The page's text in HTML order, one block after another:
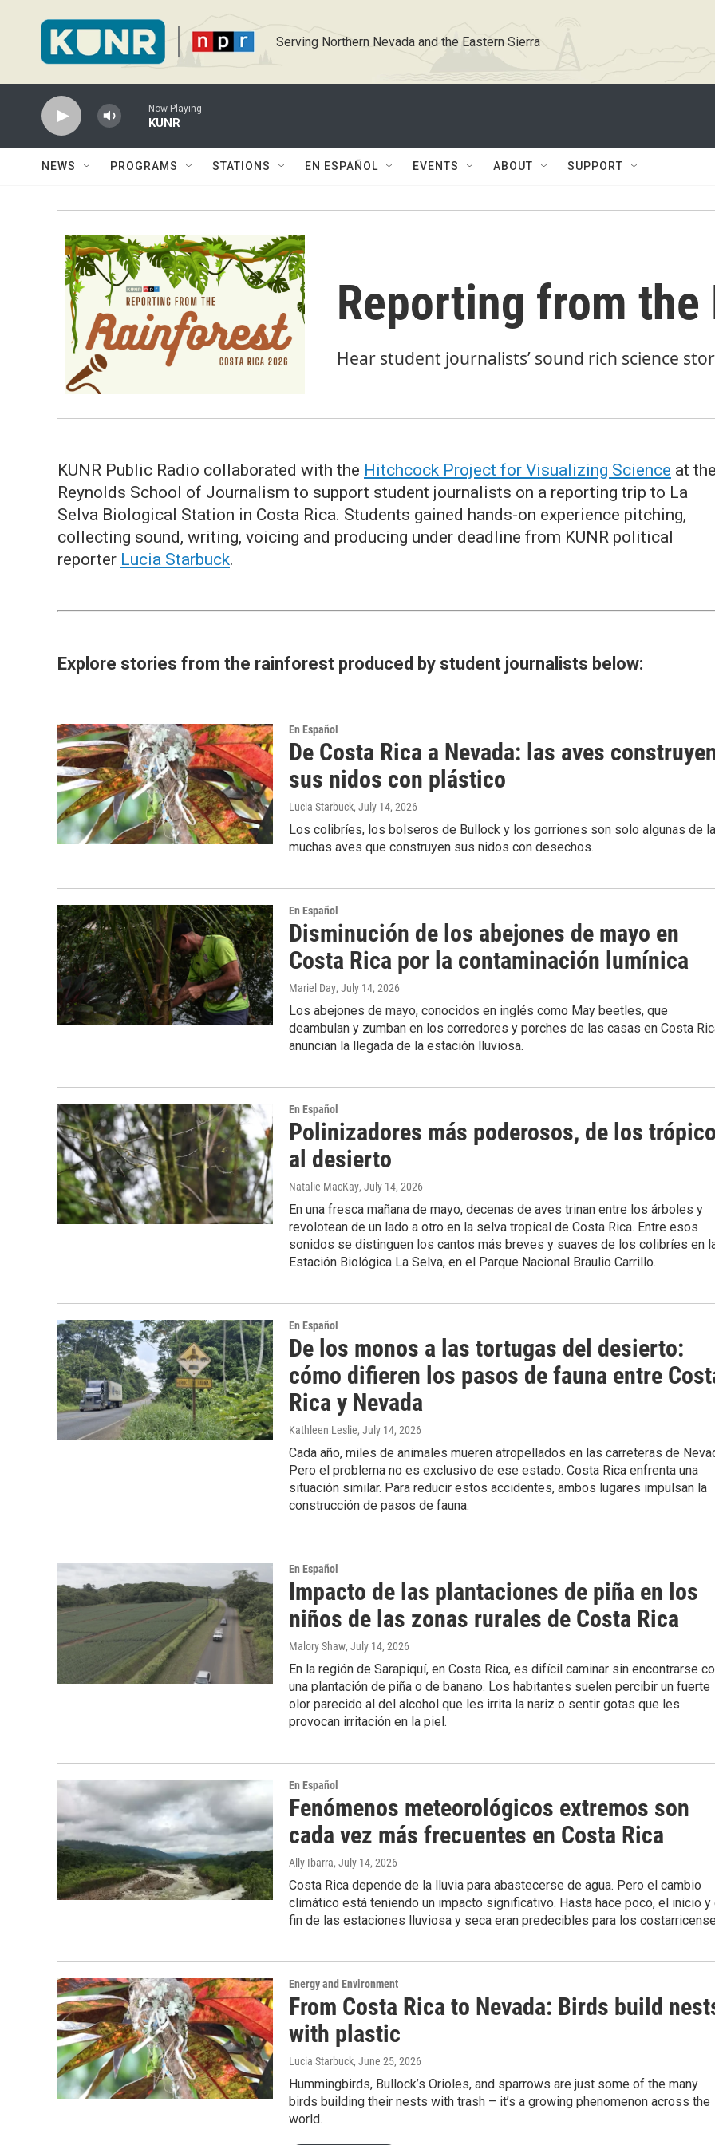
Serving Northern Nevada and the Eastern Sierra
Now Playing
KUNR
NEWS PROGRAMS STATIONS EN ESPAÑOL EVENTS ABOUT SUPPORT
Reporting from the
Hear student journalists’ sound rich science
KUNR Public Radio collaborated with the Hitchcock Project for Visualizing Science at the
Reynolds School of Journalism to support student journalists on a reporting trip to La
Selva Biological Station in Costa Rica. Students gained hands-on experience pitching,
collecting sound, writing, voicing and producing under deadline from KUNR political
reporter Lucia Starbuck.
Explore stories from the rainforest produced by student journalists below:
En Español
De Costa Rica a Nevada: las aves
sus nidos con plástico
Lucia Starbuck, July 14, 2026
Los colibríes, los bolseros de Bullock y los gorriones son solo algunas de
muchas aves que construyen sus nidos con desechos.
En Español
Disminución de los abejones de mayo en
Costa Rica por la contaminación lumínica
Mariel Day, July 14, 2026
Los abejones de mayo, conocidos en inglés como May beetles, que
deambulan y zumban en los corredores y porches de las casas en Costa
anuncian la llegada de la estación lluviosa.
En Español
Polinizadores más poderosos, de los
al desierto
Natalie MacKay, July 14, 2026
En una fresca mañana de mayo, decenas de aves trinan entre los árboles y
revolotean de un lado a otro en la selva tropical de Costa Rica. Entre esos
sonidos se distinguen los cantos más breves y suaves de los colibríes en
Estación Biológica La Selva, en el Parque Nacional Braulio Carrillo.
En Español
De los monos a las tortugas del desierto:
cómo difieren los pasos de fauna entre
Rica y Nevada
Kathleen Leslie, July 14, 2026
Cada año, miles de animales mueren atropellados en las carreteras de
Pero el problema no es exclusivo de ese estado. Costa Rica enfrenta una
situación similar. Para reducir estos accidentes, ambos lugares impulsan la
construcción de pasos de fauna.
En Español
Impacto de las plantaciones de piña en los
niños de las zonas rurales de Costa Rica
Malory Shaw, July 14, 2026
En la región de Sarapiquí, en Costa Rica, es difícil caminar sin encontrarse
una plantación de piña o de banano. Los habitantes suelen percibir un fuerte
olor parecido al del alcohol que les irrita la nariz o sentir gotas que les
provocan irritación en la piel.
En Español
Fenómenos meteorológicos extremos son
cada vez más frecuentes en Costa Rica
Ally Ibarra, July 14, 2026
Costa Rica depende de la lluvia para abastecerse de agua. Pero el cambio
climático está teniendo un impacto significativo. Hasta hace poco, el inicio y
fin de las estaciones lluviosa y seca eran predecibles para los
Energy and Environment
From Costa Rica to Nevada: Birds build
with plastic
Lucia Starbuck, June 25, 2026
Hummingbirds, Bullock’s Orioles, and sparrows are just some of the many
birds building their nests with trash – it’s a growing phenomenon across the
world.